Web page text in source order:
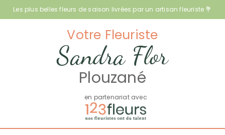
Les plus belles fleurs de saison livrées par un artisan fleuriste 💐
Votre Fleuriste
Sandra Flor
Plouzané
en partenariat avec